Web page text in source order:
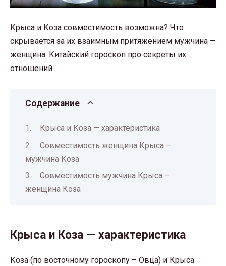
Крыса и Коза совместимость возможна? Что
скрывается за их взаимным притяжением мужчина —
женщина. Китайский гороскоп про секреты их
отношений.
Содержание
Крыса и Коза — характеристика
Совместимость женщина Крыса –
мужчина Коза
Совместимость мужчина Крыса –
женщина Коза
Крыса и Коза — характеристика
Коза (по восточному гороскопу – Овца) и Крыса